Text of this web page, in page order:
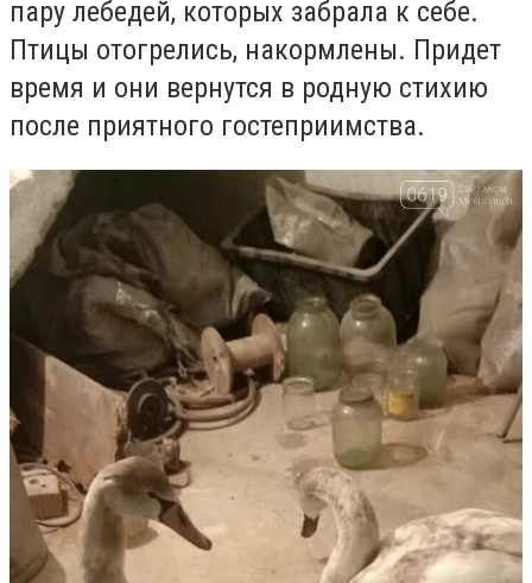
пару лебедей, которых забрала к себе.
Птицы отогрелись, накормлены. Придет
время и они вернутся в родную стихию
после приятного гостеприимства.